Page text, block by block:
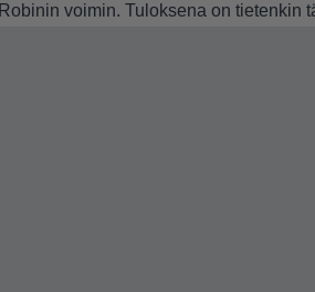
Robinin voimin. Tuloksena on tietenkin